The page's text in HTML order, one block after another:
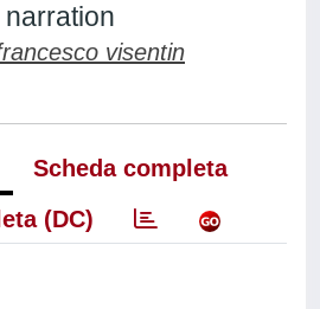
narration
visentin
Scheda completa
(DC)